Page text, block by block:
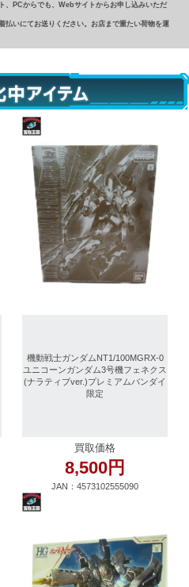
、PCからでも、Webサイトからお申し込みいただ
いにてお送りください。お店まで重たい荷物を運
機動戦士ガンダムNT1/100MGRX-0
ユニコーンガンダム3号機フェネクス
(ナラティブver.)プレミアムバンダイ
限定
買取価格
8,500円
JAN：4573102555090